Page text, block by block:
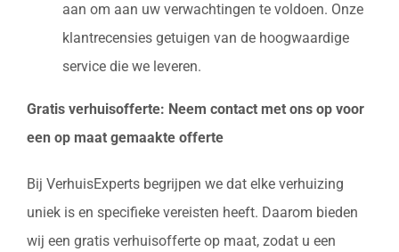
aan om aan uw verwachtingen te voldoen. Onze
klantrecensies getuigen van de hoogwaardige
service die we leveren.
Gratis verhuisofferte: Neem contact met ons op voor
een op maat gemaakte offerte
Bij VerhuisExperts begrijpen we dat elke verhuizing
uniek is en specifieke vereisten heeft. Daarom bieden
wij een gratis verhuisofferte op maat, zodat u een